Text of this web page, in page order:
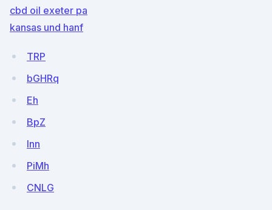
cbd oil exeter pa
kansas und hanf
TRP
bGHRq
Eh
BpZ
lnn
PiMh
CNLG